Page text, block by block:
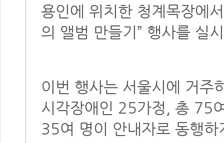
용인에 위치한 청계목장에
의 앨범 만들기” 행사를 실
이번 행사는 서울시에 거주
시각장애인 25가정, 총 75
35여 명이 안내자로 동행하